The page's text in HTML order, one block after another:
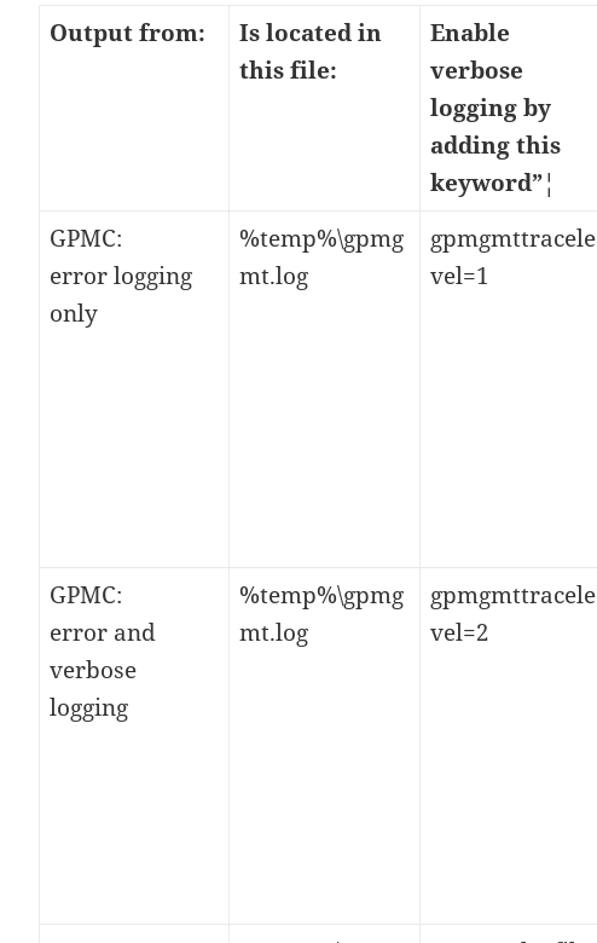
Output from:
Is located in
this file:
Enable
verbose
logging by
adding this
keyword”¦
GPMC:
error logging
only
%temp%\gpmg
mt.log
gpmgmttracele
vel=1
GPMC:
error and
verbose
logging
%temp%\gpmg
mt.log
gpmgmttracele
vel=2